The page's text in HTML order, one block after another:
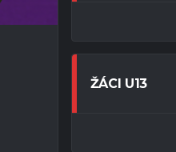
ŽÁCI U13